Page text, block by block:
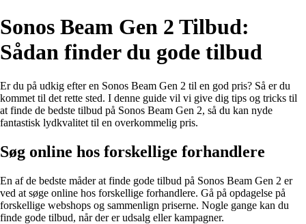
Sonos Beam Gen 2 Tilbud:
Sådan finder du gode tilbud
Er du på udkig efter en Sonos Beam Gen 2 til en god pris? Så er du
kommet til det rette sted. I denne guide vil vi give dig tips og tricks til
at finde de bedste tilbud på Sonos Beam Gen 2, så du kan nyde
fantastisk lydkvalitet til en overkommelig pris.
Søg online hos forskellige forhandlere
En af de bedste måder at finde gode tilbud på Sonos Beam Gen 2 er
ved at søge online hos forskellige forhandlere. Gå på opdagelse på
forskellige webshops og sammenlign priserne. Nogle gange kan du
finde gode tilbud, når der er udsalg eller kampagner.